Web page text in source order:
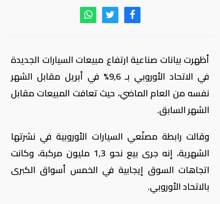
أظهرت بيانات صناعية ارتفاع مبيعات السيارات الجديدة
في الاتحاد الأوروبي بـ 9,6% في أبريل مقابل الشهر
نفسه من العام الماضي، حيث تعافت المبيعات مقابل
الشهر السابق.
وقالت رابطة مصنّعي السيارات الأوروبية في نشرتها
الشهرية، إنه جرى بيع نحو 1,3 مليون مركبة، وكانت
اتجاهات السوق إيجابية في الخمس أسواق الكبرى
بالاتحاد الأوروبي.